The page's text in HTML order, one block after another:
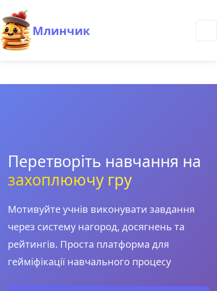
Млинчик
Перетворіть навчання на
захоплюючу гру
Мотивуйте учнів виконувати завдання
через систему нагород, досягнень та
рейтингів. Проста платформа для
гейміфікації навчального процесу